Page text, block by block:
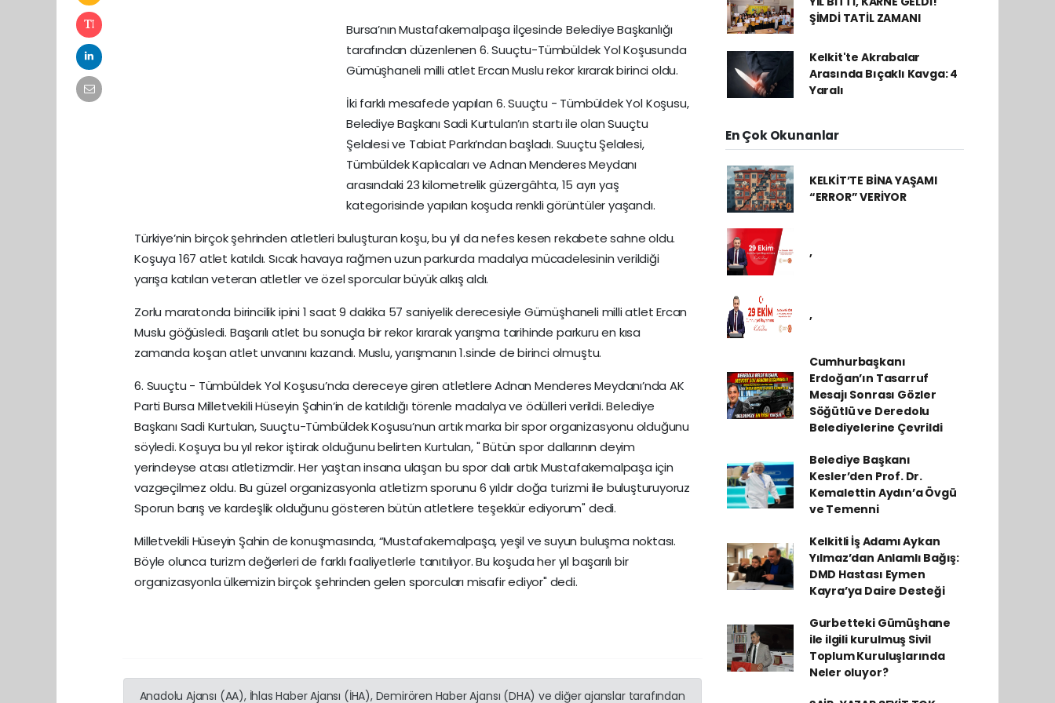
Bursa’nın Mustafakemalpaşa ilçesinde Belediye Başkanlığı
tarafından düzenlenen 6. Suuçtu-Tümbüldek Yol Koşusunda
Gümüşhaneli milli atlet Ercan Muslu rekor kırarak birinci oldu.
İki farklı mesafede yapılan 6. Suuçtu - Tümbüldek Yol Koşusu,
Belediye Başkanı Sadi Kurtulan’ın startı ile olan Suuçtu
Şelalesi ve Tabiat Parkı’ndan başladı. Suuçtu Şelalesi,
Tümbüldek Kaplıcaları ve Adnan Menderes Meydanı
arasındaki 23 kilometrelik güzergâhta, 15 ayrı yaş
kategorisinde yapılan koşuda renkli görüntüler yaşandı.
Türkiye’nin birçok şehrinden atletleri buluşturan koşu, bu yıl da nefes kesen rekabete sahne oldu.
Koşuya 167 atlet katıldı. Sıcak havaya rağmen uzun parkurda madalya mücadelesinin verildiği
yarışa katılan veteran atletler ve özel sporcular büyük alkış aldı.
Zorlu maratonda birincilik ipini 1 saat 9 dakika 57 saniyelik derecesiyle Gümüşhaneli milli atlet Ercan
Muslu göğüsledi. Başarılı atlet bu sonuçla bir rekor kırarak yarışma tarihinde parkuru en kısa
zamanda koşan atlet unvanını kazandı. Muslu, yarışmanın 1.sinde de birinci olmuştu.
6. Suuçtu - Tümbüldek Yol Koşusu’nda dereceye giren atletlere Adnan Menderes Meydanı’nda AK
Parti Bursa Milletvekili Hüseyin Şahin’in de katıldığı törenle madalya ve ödülleri verildi. Belediye
Başkanı Sadi Kurtulan, Suuçtu-Tümbüldek Koşusu’nun artık marka bir spor organizasyonu olduğunu
söyledi. Koşuya bu yıl rekor iştirak olduğunu belirten Kurtulan, " Bütün spor dallarının deyim
yerindeyse atası atletizmdir. Her yaştan insana ulaşan bu spor dalı artık Mustafakemalpaşa için
vazgeçilmez oldu. Bu güzel organizasyonla atletizm sporunu 6 yıldır doğa turizmi ile buluşturuyoruz
Sporun barış ve kardeşlik olduğunu gösteren bütün atletlere teşekkür ediyorum" dedi.
Milletvekili Hüseyin Şahin de konuşmasında, “Mustafakemalpaşa, yeşil ve suyun buluşma noktası.
Böyle olunca turizm değerleri de farklı faaliyetlerle tanıtılıyor. Bu koşuda her yıl başarılı bir
organizasyonla ülkemizin birçok şehrinden gelen sporcuları misafir ediyor" dedi.
Anadolu Ajansı (AA), İhlas Haber Ajansı (İHA), Demirören Haber Ajansı (DHA) ve diğer ajanslar tarafından
ŞİMDİ TATİL ZAMANI
Kelkit'te Akrabalar
Arasında Bıçaklı Kavga: 4
Yaralı
En Çok Okunanlar
KELKİT’TE BİNA YAŞAMI
“ERROR” VERİYOR
,
,
Cumhurbaşkanı
Erdoğan’ın Tasarruf
Mesajı Sonrası Gözler
Söğütlü ve Deredolu
Belediyelerine Çevrildi
Belediye Başkanı
Kesler’den Prof. Dr.
Kemalettin Aydın’a Övgü
ve Temenni
Kelkitli İş Adamı Aykan
Yılmaz’dan Anlamlı Bağış:
DMD Hastası Eymen
Kayra’ya Daire Desteği
Gurbetteki Gümüşhane
ile ilgili kurulmuş Sivil
Toplum Kuruluşlarında
Neler oluyor?